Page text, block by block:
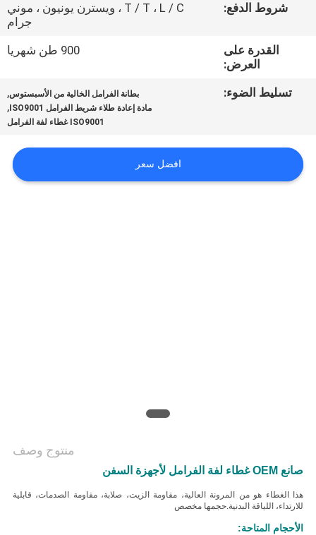
اطلب
اقتباس
PRIVACY
شروط الدفع:
T / T ، L / C ، ويسترن يونيون ، موني
جرام
القدرة على
العرض:
900 طن شهريا
تسليط الضوء: بطانة الفرامل الخالية من الأسبستوس,
مادة إعادة طلاء شريط الفرامل ISO9001 ,
ISO9001 غطاء لفة الفرامل
افضل سعر
منتوج وصف
صانع OEM غطاء لفة الفرامل لأجهزة السفن
هذا الغطاء هو من المرونة العالية، مقاومة الزيت، صلابة، مقاومة الصدمات، قابلية
للارتداء، اللياقة البدنية.حجمها مخصص
الأحجام المتاحة: